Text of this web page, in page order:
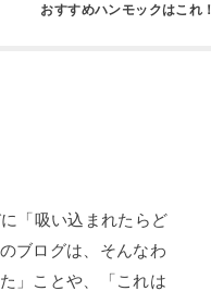
おすすめハンモックはこれ！
「吸い込まれたらど
ブログは、そんなわ
」ことや、「これは